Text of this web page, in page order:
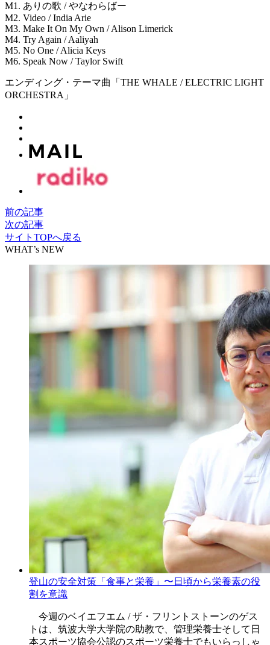
M1. ありの歌 / やなわらばー
M2. Video / India Arie
M3. Make It On My Own / Alison Limerick
M4. Try Again / Aaliyah
M5. No One / Alicia Keys
M6. Speak Now / Taylor Swift
エンディング・テーマ曲「THE WHALE / ELECTRIC LIGHT
ORCHESTRA」
前の記事
次の記事
サイトTOPへ戻る
WHAT’s NEW
登山の安全対策「食事と栄養」〜日頃から栄養素の役
割を意識
今週のベイエフエム / ザ・フリントストーンのゲス
トは、筑波大学大学院の助教で、管理栄養士そして日
本スポーツ協会公認のスポーツ栄養士でもいらっしゃ